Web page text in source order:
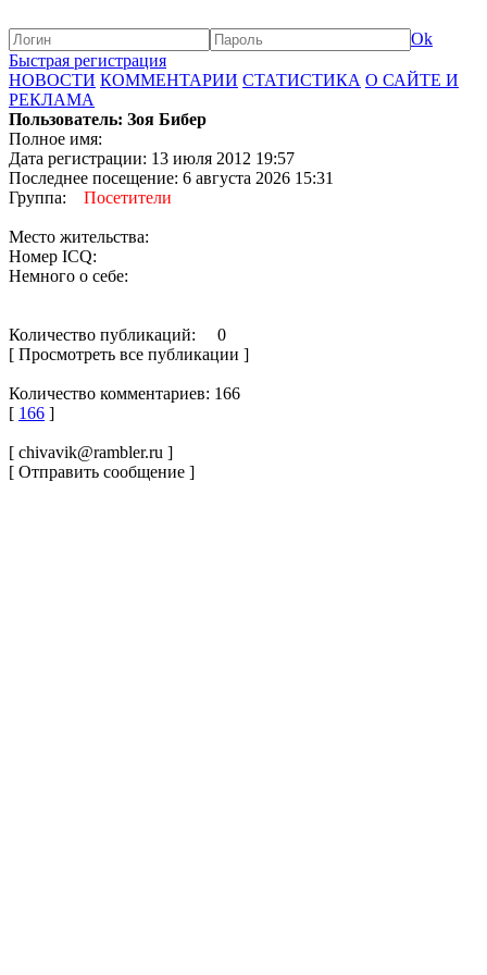
Ok
Быстрая регистрация
НОВОСТИ КОММЕНТАРИИ СТАТИСТИКА О САЙТЕ И
РЕКЛАМА
Пользователь: Зоя Бибер
Полное имя:
Дата регистрации: 13 июля 2012 19:57
Последнее посещение: 6 августа 2026 15:31
Группа: Посетители
Место жительства:
Номер ICQ:
Немного о себе:
Количество публикаций: 0
[ Просмотреть все публикации ]
Количество комментариев: 166
[ 166 ]
[ chivavik@rambler.ru ]
[ Отправить сообщение ]